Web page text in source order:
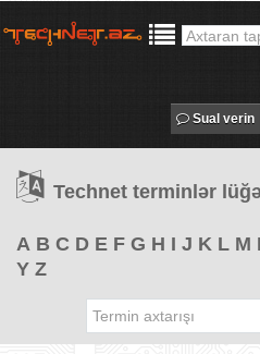
Sual verin
Technet terminlər
A B C D E F G H I J K L M
Y Z